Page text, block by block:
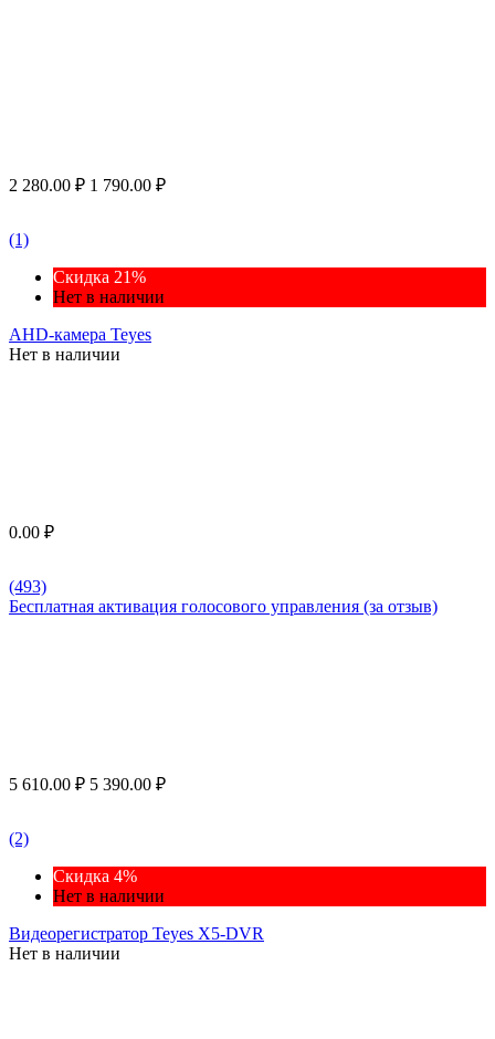
2 280.00 ₽ 1 790.00 ₽
(1)
Скидка 21%
Нет в наличии
AHD-камера Teyes
Нет в наличии
0.00 ₽
(493)
Бесплатная активация голосового управления (за отзыв)
5 610.00 ₽ 5 390.00 ₽
(2)
Скидка 4%
Нет в наличии
Видеорегистратор Teyes X5-DVR
Нет в наличии